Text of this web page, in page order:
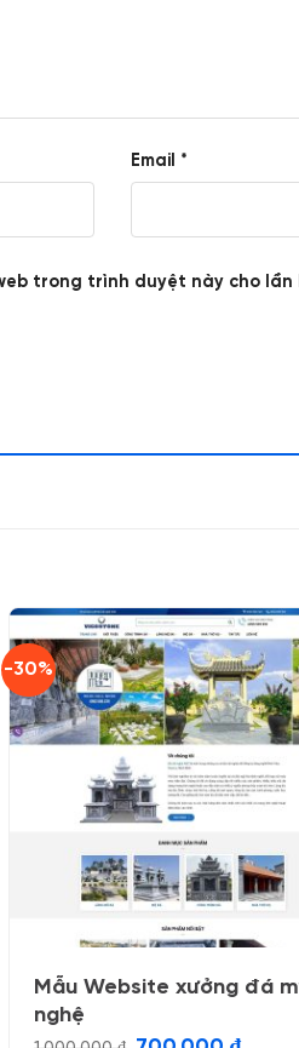
Email *
trong trình duyệt này cho lần
-30%
Mẫu Website xưởng đá
nghệ
Giá
Giá